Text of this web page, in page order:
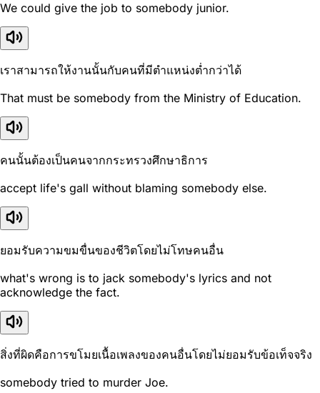
We could give the job to somebody junior.
เราสามารถให้งานนั้นกับคนที่มีตำแหน่งต่ำกว่าได้
That must be somebody from the Ministry of Education.
คนนั้นต้องเป็นคนจากกระทรวงศึกษาธิการ
accept life's gall without blaming somebody else.
ยอมรับความขมขื่นของชีวิตโดยไม่โทษคนอื่น
what's wrong is to jack somebody's lyrics and not
acknowledge the fact.
สิ่งที่ผิดคือการขโมยเนื้อเพลงของคนอื่นโดยไม่ยอมรับข้อเท็จจริง
somebody tried to murder Joe.